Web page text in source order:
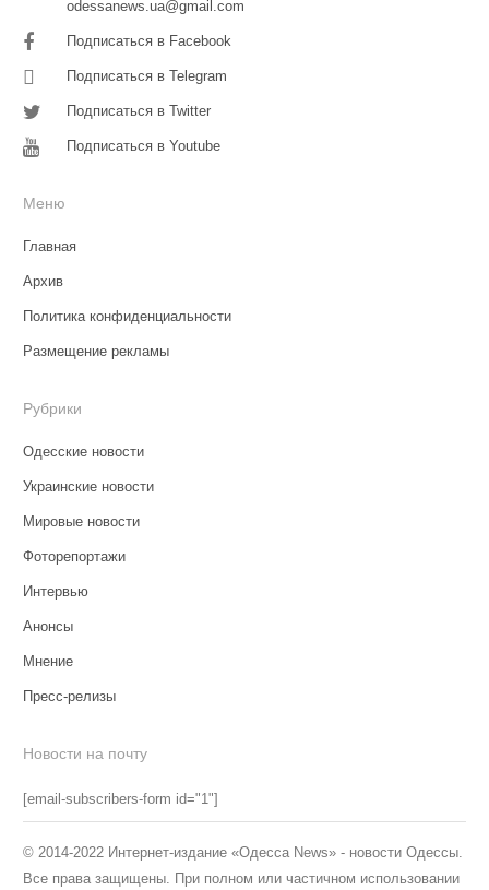
odessanews.ua@gmail.com
Подписаться в Facebook
Подписаться в Telegram
Подписаться в Twitter
Подписаться в Youtube
Меню
Главная
Архив
Политика конфиденциальности
Размещение рекламы
Рубрики
Одесские новости
Украинские новости
Мировые новости
Фоторепортажи
Интервью
Анонсы
Мнение
Пресс-релизы
Новости на почту
[email-subscribers-form id="1"]
© 2014-2022 Интернет-издание «Одесса News» - новости Одессы.
Все права защищены. При полном или частичном использовании